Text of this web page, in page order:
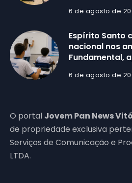
6 de agosto de
Espírito Santo
nacional nos
Fundamental,
6 de agosto de
O portal Jovem Pan News
de propriedade exclusiva
Serviços de Comunicação e
LTDA.